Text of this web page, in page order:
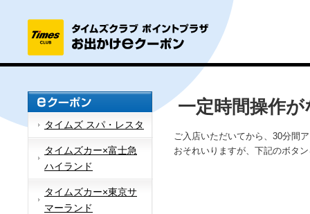
タイムズ スパ・レスタ
タイムズカー×富士急
ハイランド
タイムズカー×東京サ
マーランド
一定時間操作
ご入店いただいてから、30分間
おそれいりますが、下記のボタ